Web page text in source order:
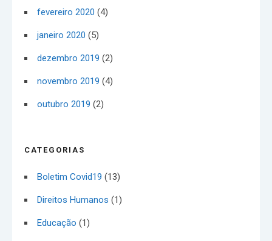
fevereiro 2020 (4)
janeiro 2020 (5)
dezembro 2019 (2)
novembro 2019 (4)
outubro 2019 (2)
CATEGORIAS
Boletim Covid19 (13)
Direitos Humanos (1)
Educação (1)